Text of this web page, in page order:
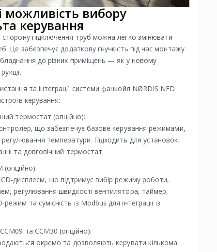
вибору
керування
підключення труб можна легко змінювати
Це забезпечує додаткову гнучкість під час монтажу
до різних приміщень — як у новому
та інтеграції системи фанкойл NØRDIS NFD
керування:
термостат (опційно):
що забезпечує базове керування режимами,
температури. Підходить для установок,
та довговічний термостат.
(опційно):
дисплеєм, що підтримує вибір режиму роботи,
регулювання швидкості вентилятора, таймер,
та сумісність із Modbus для інтеграції із
та CCM30 (опційно):
окремо та дозволяють керувати кількома